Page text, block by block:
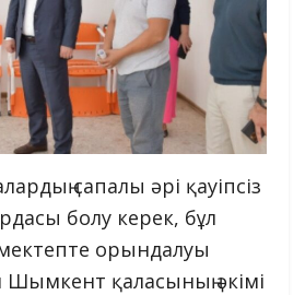
сапалы әрі қауіпсіз
болу керек, бұл
орындалуы
қаласының әкімі